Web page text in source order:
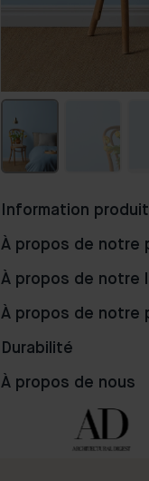
Information produit
À propos de notre
À propos de notre
À propos de notre
Durabilité
À propos de nous